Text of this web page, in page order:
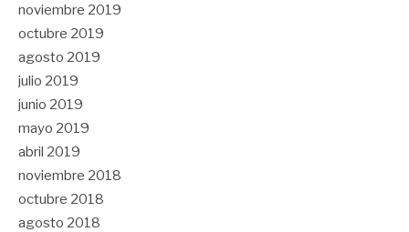
noviembre 2019
octubre 2019
agosto 2019
julio 2019
junio 2019
mayo 2019
abril 2019
noviembre 2018
octubre 2018
agosto 2018